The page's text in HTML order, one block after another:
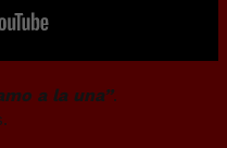
a la una”.